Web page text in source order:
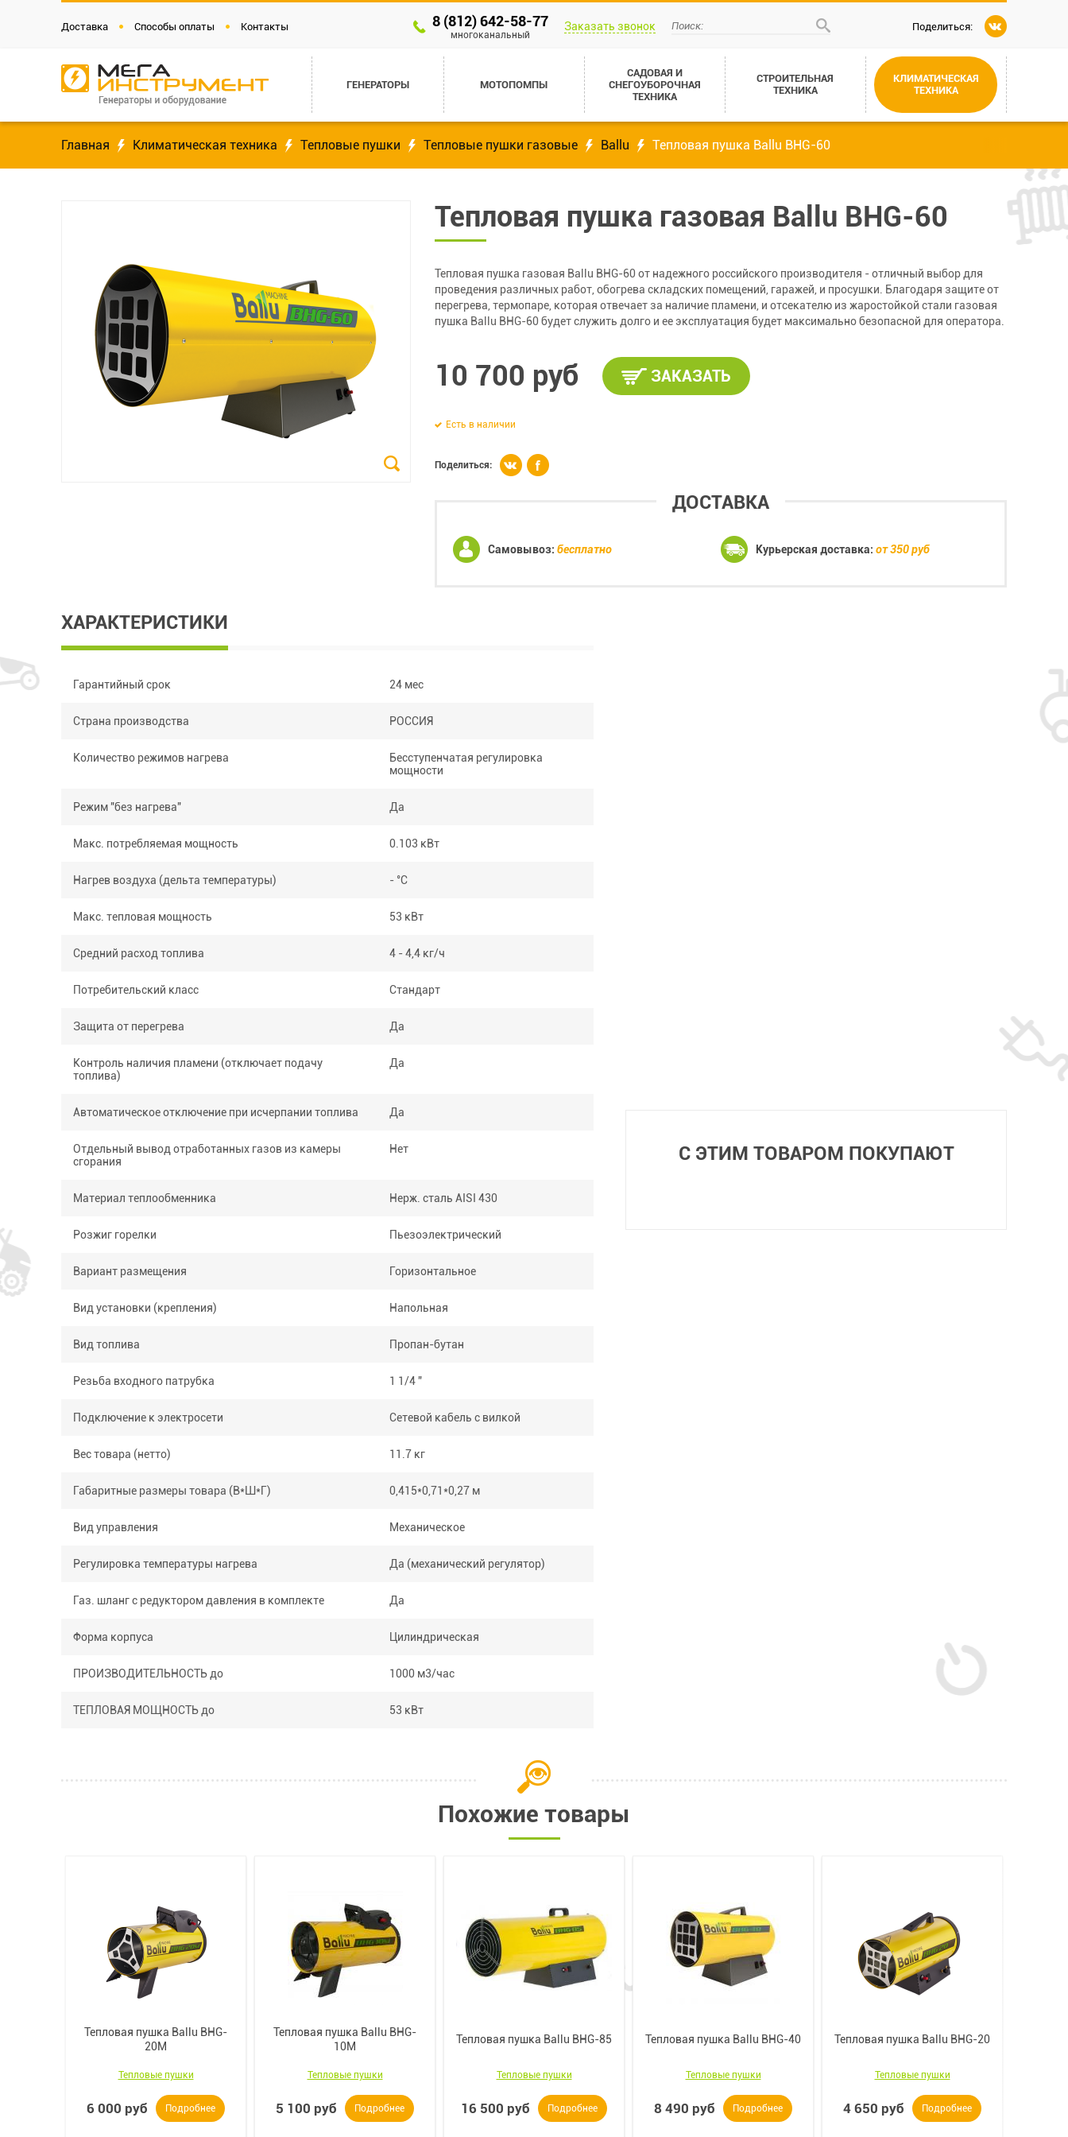
Доставка Способы оплаты Контакты 8 (812) 642-58-77
многоканальный
Заказать звонок Поделиться:
ГЕНЕРАТОРЫ МОТОПОМПЫ
САДОВАЯ И
СНЕГОУБОРОЧНАЯ
ТЕХНИКА
СТРОИТЕЛЬНАЯ
ТЕХНИКА
КЛИМАТИЧЕСКАЯ
ТЕХНИКА
Главная Климатическая техника Тепловые пушки Тепловые пушки газовые Ballu Тепловая пушка Ballu BHG-60
Тепловая пушка газовая Ballu BHG-60
Тепловая пушка газовая Ballu BHG-60 от надежного российского производителя - отличный выбор для
проведения различных работ, обогрева складских помещений, гаражей, и просушки. Благодаря защите от
перегрева, термопаре, которая отвечает за наличие пламени, и отсекателю из жаростойкой стали газовая
пушка Ballu BHG-60 будет служить долго и ее эксплуатация будет максимально безопасной для оператора.
10 700 руб ЗАКАЗАТЬ
Есть в наличии
Поделиться:
ДОСТАВКА
Самовывоз: бесплатно Курьерская доставка: от 350 руб
ХАРАКТЕРИСТИКИ
Гарантийный срок 24 мес
Страна производства РОССИЯ
Количество режимов нагрева
Бесступенчатая регулировка
мощности
Режим "без нагрева" Да
Макс. потребляемая мощность 0.103 кВт
Нагрев воздуха (дельта температуры) - °С
Макс. тепловая мощность 53 кВт
Средний расход топлива 4 - 4,4 кг/ч
Потребительский класс Стандарт
Защита от перегрева Да
Контроль наличия пламени (отключает подачу
топлива)
Да
Автоматическое отключение при исчерпании топлива Да
Отдельный вывод отработанных газов из камеры
сгорания
Нет
Материал теплообменника Нерж. сталь AISI 430
Розжиг горелки Пьезоэлектрический
Вариант размещения Горизонтальное
Вид установки (крепления) Напольная
Вид топлива Пропан-бутан
Резьба входного патрубка 1 1/4 "
Подключение к электросети Сетевой кабель с вилкой
Вес товара (нетто) 11.7 кг
Габаритные размеры товара (В*Ш*Г) 0,415*0,71*0,27 м
Вид управления Механическое
Регулировка температуры нагрева Да (механический регулятор)
Газ. шланг с редуктором давления в комплекте Да
Форма корпуса Цилиндрическая
ПРОИЗВОДИТЕЛЬНОСТЬ до 1000 м3/час
ТЕПЛОВАЯ МОЩНОСТЬ до 53 кВт
С ЭТИМ ТОВАРОМ ПОКУПАЮТ
Похожие товары
Тепловая пушка Ballu BHG-
20M
Тепловые пушки
6 000 руб Подробнее
Тепловая пушка Ballu BHG-
10M
Тепловые пушки
5 100 руб Подробнее
Тепловая пушка Ballu BHG-85
Тепловые пушки
16 500 руб Подробнее
Тепловая пушка Ballu BHG-40
Тепловые пушки
8 490 руб Подробнее
Тепловая пушка Ballu BHG-20
Тепловые пушки
4 650 руб Подробнее